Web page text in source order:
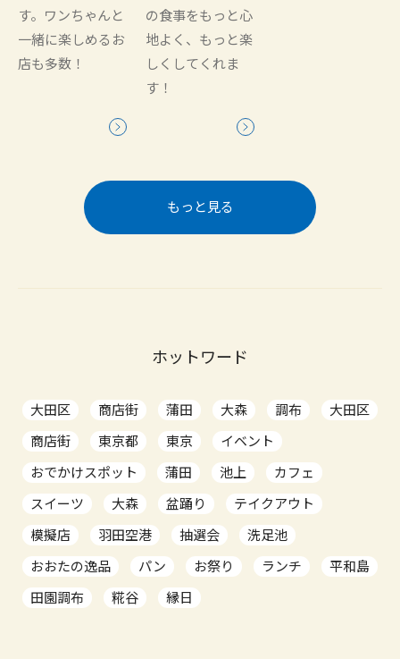
す。ワンちゃんと
一緒に楽しめるお
店も多数！
の食事をもっと心
地よく、もっと楽
しくしてくれま
す！
もっと見る
ホットワード
大田区 商店街 蒲田 大森 調布
大田区
商店街
東京都 東京
イベント
おでかけスポット
蒲田 池上
カフェ
スイーツ
大森 盆踊り
テイクアウト
模擬店
羽田空港 抽選会
洗足池
おおたの逸品
パン お祭り ランチ
平和島
田園調布
糀谷 縁日